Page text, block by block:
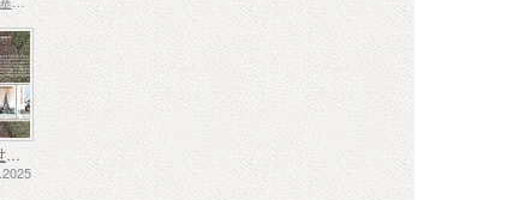
十七、十八世纪的航运——泥炭运输